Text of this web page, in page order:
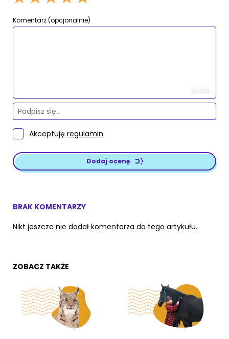
Komentarz (opcjonalnie)
0/400
Akceptuję regulamin
Dodaj ocenę
BRAK KOMENTARZY
Nikt jeszcze nie dodał komentarza do tego artykułu.
ZOBACZ TAKŻE